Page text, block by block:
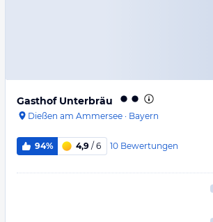
Gasthof Unterbräu
Dießen am Ammersee · Bayern
94% 4,9 / 6 10 Bewertungen